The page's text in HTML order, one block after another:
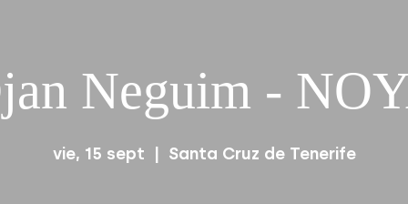
Neguim -
vie, 15 sept Santa Cruz de Tenerife